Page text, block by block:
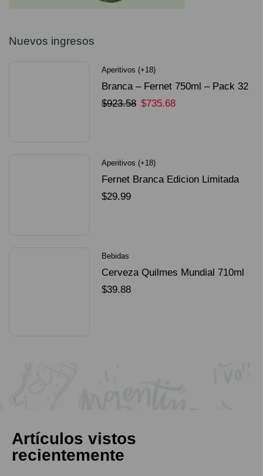
Nuevos ingresos
Aperitivos (+18)
Branca – Fernet 750ml – Pack 32
Unidades
$923.58 $735.68
Aperitivos (+18)
Fernet Branca Edicion Limitada
Dorado Mundial
$29.99
Bebidas
Cerveza Quilmes Mundial 710ml
packX4
$39.88
Artículos vistos
recientemente